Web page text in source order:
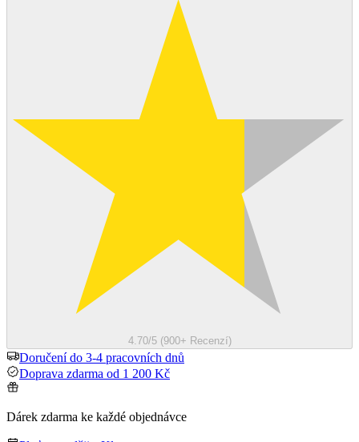
4.70/5 (900+ Recenzí)
Doručení do 3-4 pracovních dnů
Doprava zdarma od 1 200 Kč
Dárek zdarma ke každé objednávce